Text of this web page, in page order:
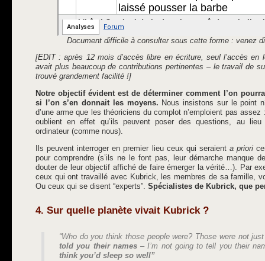
Document difficile à consulter sous cette forme : venez
[EDIT : après 12 mois d’accès libre en écriture, seul l’accès en
avait plus beaucoup de contributions pertinentes – le travail de
trouvé grandement facilité !]
Notre objectif évident est de déterminer comment l’on
si l’on s’en donnait les moyens. Nous insistons sur le point
d’une arme que les théoriciens du complot n’emploient pas
oublient en effet qu’ils peuvent poser des questions, au
ordinateur (comme nous).
Ils peuvent interroger en premier lieu ceux qui seraienta priori
pour comprendre (s’ils ne le font pas, leur démarche manque
douter de leur objectif affiché de faire émerger la vérité…). Par
ceux qui ont travaillé avec Kubrick, les membres de sa famille,
Ou ceux qui se disent “experts”. Spécialistes de Kubrick, que
4. Sur quelle planète vivait Kubrick ?
“Who do you think those people were? Those were not
told you their names– I’m not going to tell you their
think you’d sleep so well”